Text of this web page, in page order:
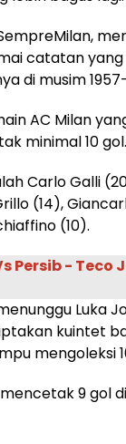
catatan yang
di musim
AC Milan
minimal 10 gol.
Carlo Galli
(14),
(10).
Persib - Teco
Luka
kuintet
mengoleksi
9 gol